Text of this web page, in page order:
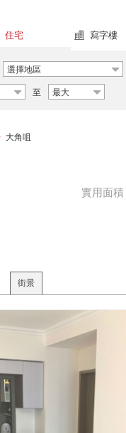
住宅 寫字樓
選擇地區
至 最大
大角咀
實用面積
街景